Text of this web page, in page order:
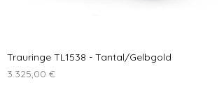
Trauringe TL1538 - Tantal/Gelbgold
Preis
3.325,00 €